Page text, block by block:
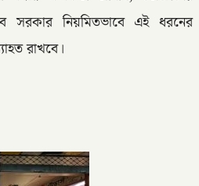
সরকার নিয়মিতভাবে এই ধরনের
রাখবে।